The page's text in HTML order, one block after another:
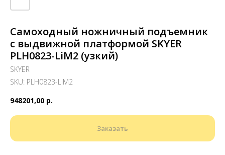
Самоходный ножничный подъемник
с выдвижной платформой SKYER
PLH0823-LiM2 (узкий)
SKYER
SKU: PLH0823-LiM2
948201,00 р.
Заказать